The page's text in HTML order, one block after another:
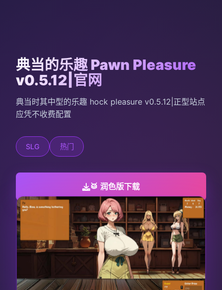
典当的乐趣 Pawn Pleasure
v0.5.12|官网
典当时其中型的乐趣 hock pleasure v0.5.12|正型站点
应凭不收费配置
SLG 热门
🥁 润色版下载